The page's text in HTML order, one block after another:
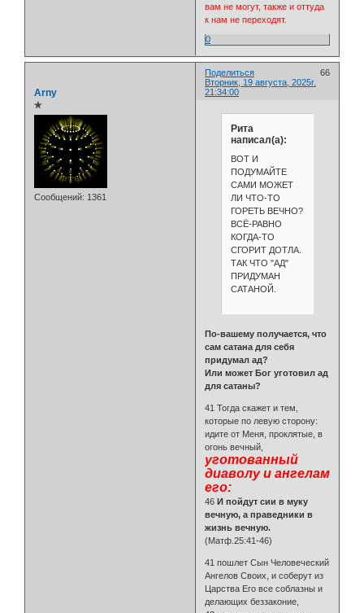
вам не могут, также и оттуда
к нам не переходят.
0
Поделиться
66
Вторник, 19 августа, 2025г.
21:34:00
Arny
✯
Сообщений: 1361
Рита
написал(а):
ВОТ И
ПОДУМАЙТЕ
САМИ МОЖЕТ
ЛИ ЧТО-ТО
ГОРЕТЬ ВЕЧНО?
ВСЁ-РАВНО
КОГДА-ТО
СГОРИТ ДОТЛА.
ТАК ЧТО "АД"
ПРИДУМАН
САТАНОЙ.
По-вашему получается, что
сам сатана для себя
придумал ад?
Или может Бог уготовил ад
для сатаны?
41 Тогда скажет и тем,
которые по левую сторону:
идите от Меня, проклятые, в
огонь вечный,
уготованный
диаволу и ангелам
его:
46И пойдут сии в муку
вечную, а праведники в
жизнь вечную.
(Матф.25:41-46)
41 пошлет Сын Человеческий
Ангелов Своих, и соберут из
Царства Его все соблазны и
делающих беззаконие,